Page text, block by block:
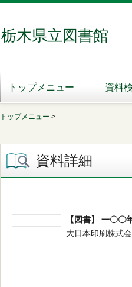
栃木県立図書館
トップメニュー 資料
トップメニュー >
資料詳細
【図書】 一〇
大日本印刷株式